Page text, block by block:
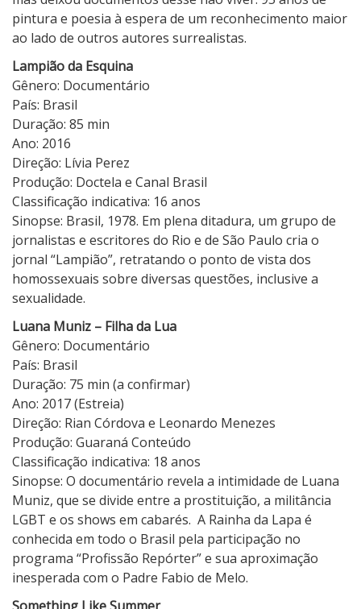
pintura e poesia à espera de um reconhecimento maior
ao lado de outros autores surrealistas.
Lampião da Esquina
Gênero: Documentário
País: Brasil
Duração: 85 min
Ano: 2016
Direção: Lívia Perez
Produção: Doctela e Canal Brasil
Classificação indicativa: 16 anos
Sinopse: Brasil, 1978. Em plena ditadura, um grupo de
jornalistas e escritores do Rio e de São Paulo cria o
jornal “Lampião”, retratando o ponto de vista dos
homossexuais sobre diversas questões, inclusive a
sexualidade.
Luana Muniz – Filha da Lua
Gênero: Documentário
País: Brasil
Duração: 75 min (a confirmar)
Ano: 2017 (Estreia)
Direção: Rian Córdova e Leonardo Menezes
Produção: Guaraná Conteúdo
Classificação indicativa: 18 anos
Sinopse: O documentário revela a intimidade de Luana
Muniz, que se divide entre a prostituição, a militância
LGBT e os shows em cabarés. A Rainha da Lapa é
conhecida em todo o Brasil pela participação no
programa “Profissão Repórter” e sua aproximação
inesperada com o Padre Fabio de Melo.